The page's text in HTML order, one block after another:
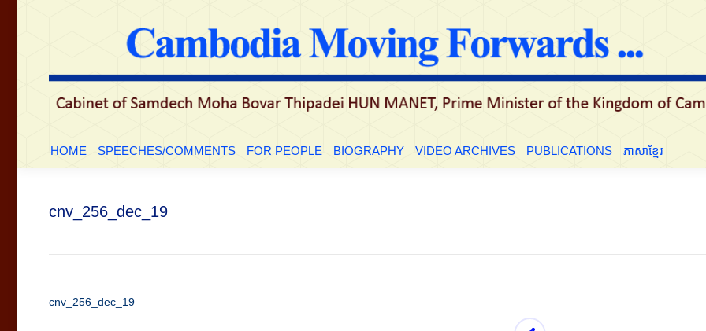
HOME SPEECHES/COMMENTS FOR PEOPLE BIOGRAPHY VIDEO ARCHIVES PUBLICATIONS ភាសាខ្មែរ
cnv_256_dec_19
cnv_256_dec_19